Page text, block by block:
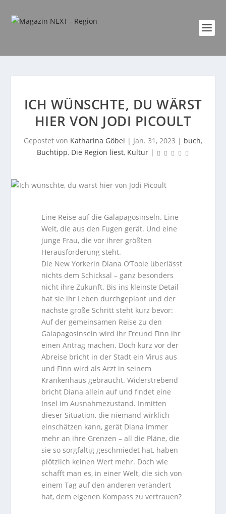
ICH WÜNSCHTE, DU WÄRST
HIER VON JODI PICOULT
Gepostet von Katharina Göbel | Jan. 31, 2023 | buch,
Buchtipp, Die Region liest, Kultur|
Eine Reise auf die Galapagosinseln. Eine
Welt, die aus den Fugen gerät. Und eine
junge Frau, die vor ihrer größten
Herausforderung steht.
Die New Yorkerin Diana O’Toole überlässt
nichts dem Schicksal – ganz besonders
nicht ihre Zukunft. Bis ins kleinste Detail
hat sie ihr Leben durchgeplant und der
nächste große Schritt steht kurz bevor:
Auf der gemeinsamen Reise zu den
Galapagosinseln wird ihr Freund Finn ihr
einen Antrag machen. Doch kurz vor der
Abreise bricht in der Stadt ein Virus aus
und Finn wird als Arzt in seinem
Krankenhaus gebraucht. Widerstrebend
bricht Diana allein auf und findet eine
Insel im Ausnahmezustand. Inmitten
dieser Situation, die niemand wirklich
einschätzen kann, gerät Diana immer
mehr an ihre Grenzen – all die Pläne, die
sie so sorgfältig geschmiedet hat, haben
plötzlich keinen Wert mehr. Doch wie
schafft man es, in einer Welt, die sich von
einem Tag auf den anderen verändert
hat, dem eigenen Kompass zu vertrauen?